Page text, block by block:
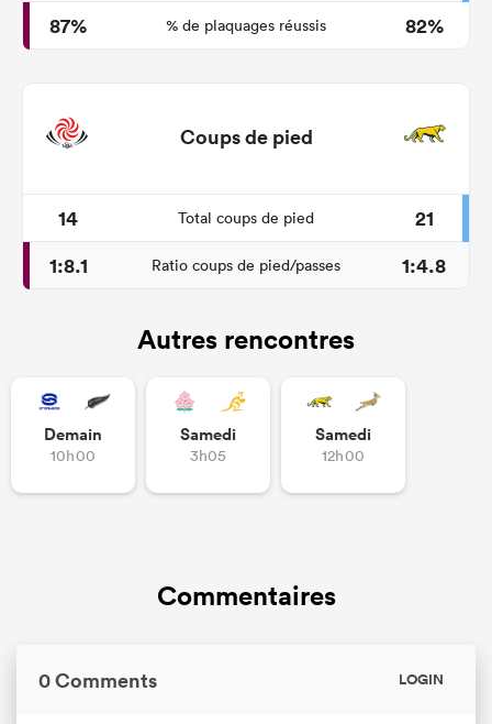
87%
% de plaquages réussis 82%
Coups de pied
14 Total coups de pied
21
1:8.1
Ratio coups de pied/passes 1:4.8
Autres rencontres
Demain
10h00
Samedi
3h05
Samedi
12h00
Commentaires
0 Comments LOGIN